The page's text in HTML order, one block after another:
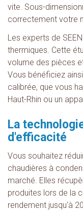
vite. Sous-
correctement votre
Les experts de
thermiques. Cette
volume des pièces
Vous bénéficiez
calibrée, que vous
Haut-Rhin ou un
La
d'efficacité
Vous souhaitez
chaudières à
marché. Elles
produites lors de la
rendement jusqu'à